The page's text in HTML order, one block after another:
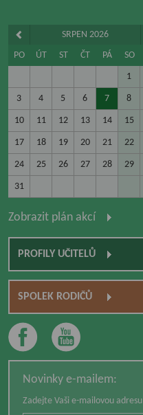
SRPEN 2026
PO
ÚT ST ČT PÁ SO
1
3 4 5 6 7 8
10 11 12 13 14 15
17 18 19 20 21 22
24 25 26 27 28 29
31
Zobrazit plán akcí
PROFILY UČITELŮ
SPOLEK RODIČŮ
Novinky e-mailem:
Zadejte Vaši e-mailovou adresu